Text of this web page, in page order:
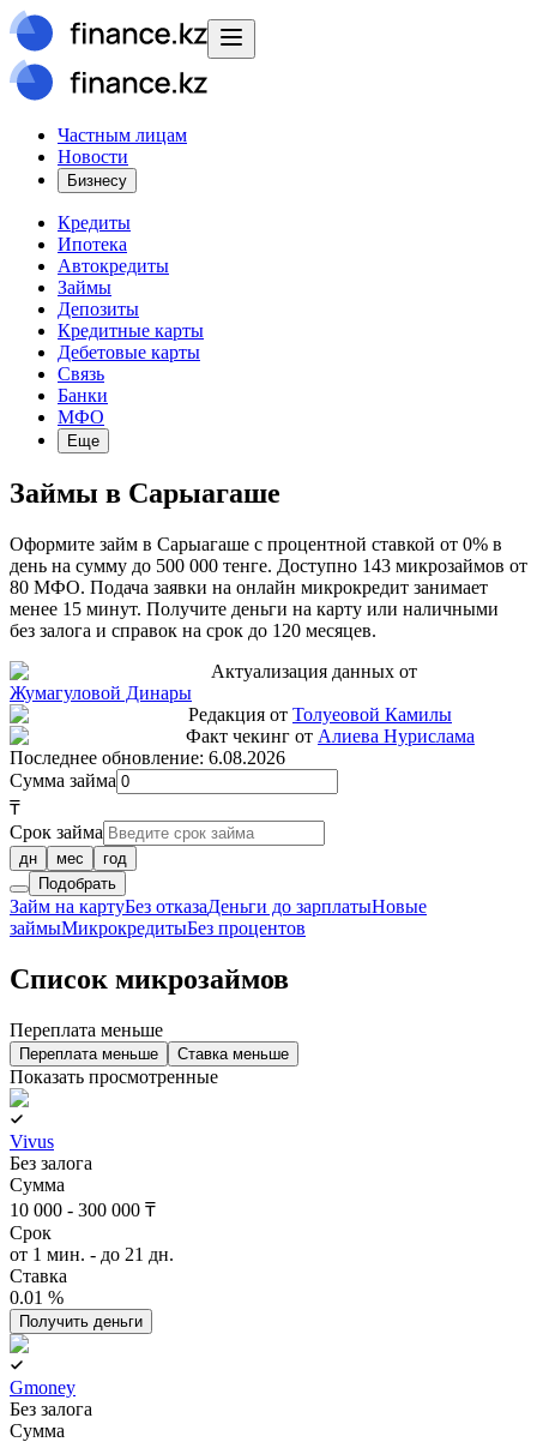
Частным лицам
Новости
Бизнесу
Кредиты
Ипотека
Автокредиты
Займы
Депозиты
Кредитные карты
Дебетовые карты
Связь
Банки
МФО
Еще
Займы в Сарыагаше
Оформите займ в Сарыагаше с процентной ставкой от 0% в
день на сумму до 500 000 тенге. Доступно 143 микрозаймов от
80 МФО. Подача заявки на онлайн микрокредит занимает
менее 15 минут. Получите деньги на карту или наличными
без залога и справок на срок до 120 месяцев.
Актуализация данных от
Жумагуловой Динары
Редакция от Толуеовой Камилы
Факт чекинг от Алиева Нурислама
Последнее обновление: 6.08.2026
Сумма займа
₸
Срок займа
дн мес
год
Подобрать
Займ на картуБез отказаДеньги до зарплатыНовые
займыМикрокредитыБез процентов
Список микрозаймов
Переплата меньше
Переплата меньше Ставка меньше
Показать просмотренные
Vivus
Без залога
Сумма
10 000 - 300 000 ₸
Срок
от 1 мин. - до 21 дн.
Ставка
0.01 %
Получить деньги
Gmoney
Без залога
Сумма